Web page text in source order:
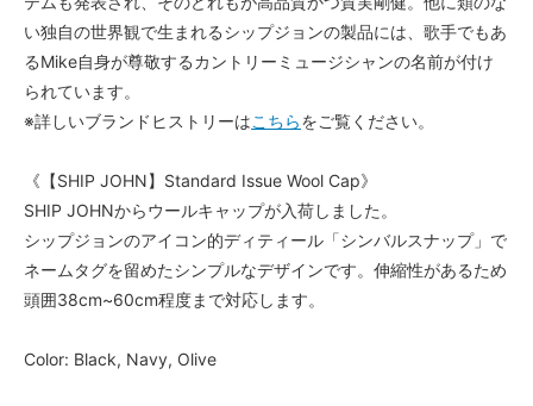
い独自の世界観で生まれるシップジョンの製品には、歌手でもあ
るMike自身が尊敬するカントリーミュージシャンの名前が付け
られています。
※詳しいブランドヒストリーはこちらをご覧ください。
《【SHIP JOHN】Standard Issue Wool Cap》
SHIP JOHNからウールキャップが入荷しました。
シップジョンのアイコン的ディティール「シンバルスナップ」で
ネームタグを留めたシンプルなデザインです。伸縮性があるため
頭囲38cm~60cm程度まで対応します。
Color: Black, Navy, Olive